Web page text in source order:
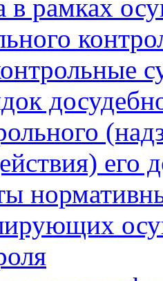
в рамках